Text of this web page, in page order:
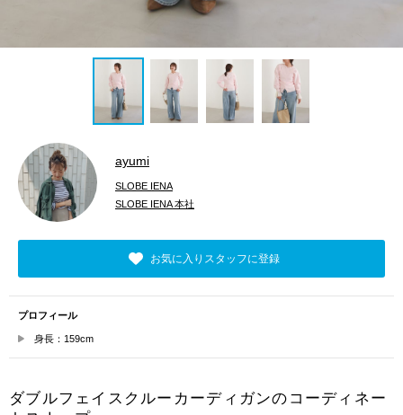
ayumi
SLOBE IENA
SLOBE IENA 本社
お気に入りスタッフに登録
プロフィール
身長：159cm
ダブルフェイスクルーカーディガンのコーディネー